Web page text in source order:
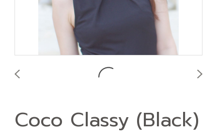
Coco Classy (Black)